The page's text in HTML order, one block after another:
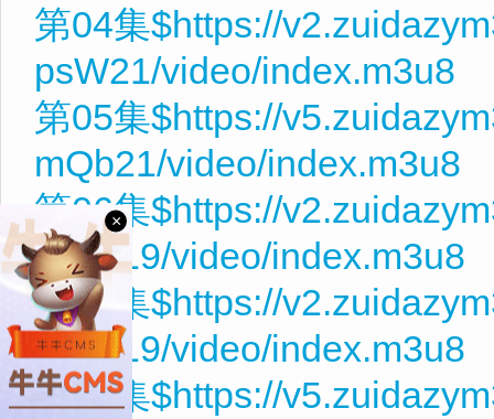
第04集$https://
psW21/video/index.m3u8
第05集$https://
mQb21/video/index.m3u8
第06集$https://
HQG19/video/index.m3u8
第07集$https://
HQG19/video/index.m3u8
第08集$https://
×